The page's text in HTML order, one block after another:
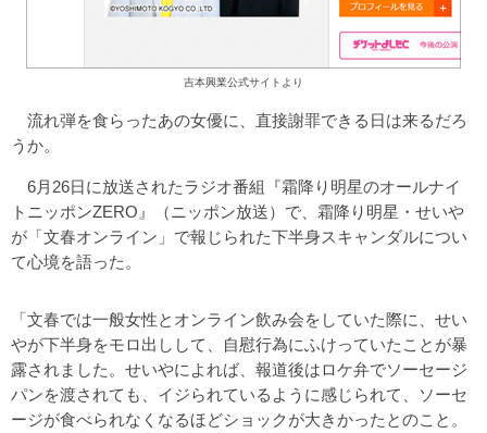
吉本興業公式サイトより
流れ弾を食らったあの女優に、直接謝罪できる日は来るだろ
うか。
6月26日に放送されたラジオ番組『霜降り明星のオールナイ
トニッポンZERO』（ニッポン放送）で、霜降り明星・せいや
が「文春オンライン」で報じられた下半身スキャンダルについ
て心境を語った。
「文春では一般女性とオンライン飲み会をしていた際に、せい
やが下半身をモロ出しして、自慰行為にふけっていたことが暴
露されました。せいやによれば、報道後はロケ弁でソーセージ
パンを渡されても、イジられているように感じられて、ソーセ
ージが食べられなくなるほどショックが大きかったとのこと。